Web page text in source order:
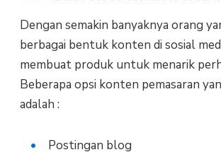
Dengan semakin banyaknya orang
berbagai bentuk konten di sosial
membuat produk untuk menarik
Beberapa opsi konten pemasaran
adalah :
Postingan blog